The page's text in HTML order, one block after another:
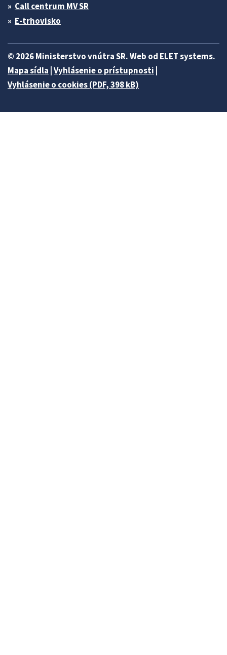
Call centrum MV SR
E-trhovisko
© 2026 Ministerstvo vnútra SR. Web od ELET systems.
Mapa sídla Vyhlásenie o prístupnosti
Vyhlásenie o cookies (PDF, 398 kB)